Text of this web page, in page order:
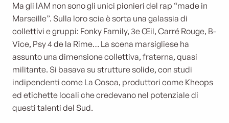
Ma gli IAM non sono gli unici pionieri del rap “made in
Marseille”. Sulla loro scia è sorta una galassia di
collettivi e gruppi: Fonky Family, 3e Œil, Carré Rouge, B-
Vice, Psy 4 de la Rime… La scena marsigliese ha
assunto una dimensione collettiva, fraterna, quasi
militante. Si basava su strutture solide, con studi
indipendenti come La Cosca, produttori come Kheops
ed etichette locali che credevano nel potenziale di
questi talenti del Sud.